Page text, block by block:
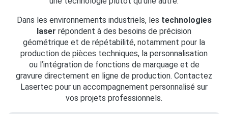
Dans les environnements industriels, les technologies
laser répondent à des besoins de précision
géométrique et de répétabilité, notamment pour la
production de pièces techniques, la personnalisation
ou l’intégration de fonctions de marquage et de
gravure directement en ligne de production. Contactez
Lasertec pour un accompagnement personnalisé sur
vos projets professionnels.